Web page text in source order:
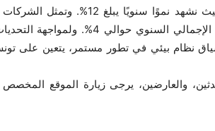
فتعتبر صناعة السيارات في رهان حقيقي، حيث نشهد
65% من هذا القطاع. كما يبلغ الناتج المحلي الإجمالي
نظام بيئي في تطور مستمر، يتعين على
والعارضين، يرجى زيارة الموقع المخصص